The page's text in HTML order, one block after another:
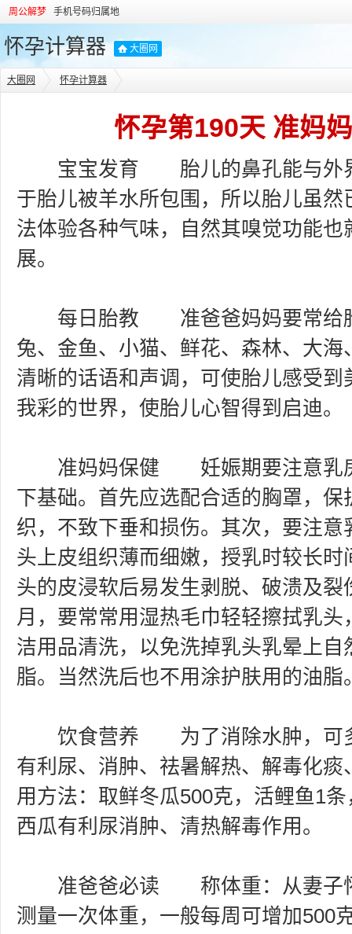
周公解梦 手机号码归属地
怀孕计算器 大圈网
大圈网 怀孕计算器
怀孕第190天 准妈
宝宝发育 胎儿的鼻孔能与外界
于胎儿被羊水所包围，所以胎儿虽
法体验各种气味，自然其嗅觉功能也
展。
每日胎教 准爸爸妈妈要常给胎
兔、金鱼、小猫、鲜花、森林、大
清晰的话语和声调，可使胎儿感受
我彩的世界，使胎儿心智得到启迪。
准妈妈保健 妊娠期要注意乳房
下基础。首先应选配合适的胸罩，保
织，不致下垂和损伤。其次，要注
头上皮组织薄而细嫩，授乳时较长
头的皮浸软后易发生剥脱、破溃及裂
月，要常常用湿热毛巾轻轻擦拭乳
洁用品清洗，以免洗掉乳头乳晕上自
脂。当然洗后也不用涂护肤用的油脂
饮食营养 为了消除水肿，可多
有利尿、消肿、祛暑解热、解毒化
用方法：取鲜冬瓜500克，活鲤鱼1
西瓜有利尿消肿、清热解毒作用。
准爸爸必读 称体重：从妻子怀
测量一次体重，一般每周可增加500